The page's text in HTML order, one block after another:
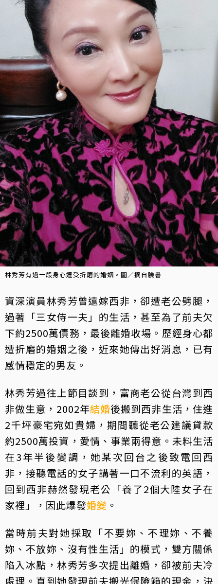
林秀芳有過一段身心遭受折磨的婚姻。圖／摘自臉書
資深演員林秀芳曾遠嫁西非，卻遭老公劈腿，
過著「三女侍一夫」的生活，甚至為了前夫欠
下約2500萬債務，最後離婚收場。歷經身心都
遭折磨的婚姻之後，近來她傳出好消息，已有
感情穩定的男友。
林秀芳過往上節目談到，富商老公從台灣到西
非做生意，2002年結婚後搬到西非生活，住進
2千坪豪宅宛如貴婦，期間聽從老公建議貸款
約2500萬投資，愛情、事業兩得意。未料生活
在3年半後變調，她某次回台之後致電回西
非，接聽電話的女子講著一口不流利的英語，
回到西非赫然發現老公「養了2個大陸女子在
家裡」，因此爆發婚變 。
當時前夫對她採取「不要妳、不理妳、不養
妳、不放妳、沒有性生活」的模式，雙方關係
陷入冰點，林秀芳多次提出離婚，卻被前夫冷
處理。直到她發現前夫搬光保險箱的現金，決